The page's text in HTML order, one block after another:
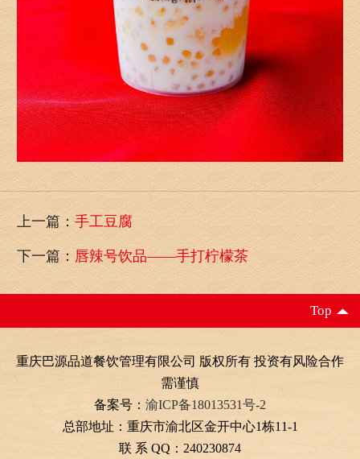
上一篇： 手工豆腐
下一篇： 唇辣号饮品——手打柠檬茶
Top
重庆巴源品道餐饮管理有限公司 版权所有 投资有风险合作
需谨慎
备案号： 渝ICP备18013531号-2
总部地址：重庆市渝北区金开中心1栋11-1
联 系 QQ：240230874